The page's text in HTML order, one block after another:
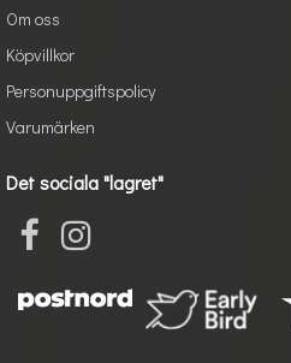
Om oss
Köpvillkor
Personuppgiftspolicy
Varumärken
Det sociala "lagret"